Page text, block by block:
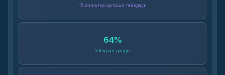
15 минутқа орташа тейкдаун
64%
Тейкдаун дәлдігі